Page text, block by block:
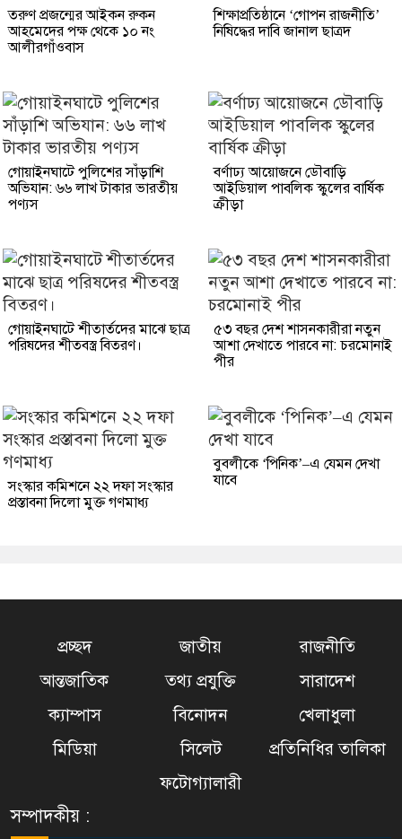
তরুণ প্রজন্মের আইকন রুকন
আহমেদের পক্ষ থেকে ১০ নং
আলীরগাঁওবাস
শিক্ষাপ্রতিষ্ঠানে ‘গোপন রাজনীতি’
নিষিদ্ধের দাবি জানাল ছাত্রদ
গোয়াইনঘাটে পুলিশের সাঁড়াশি
অভিযান: ৬৬ লাখ টাকার ভারতীয়
পণ্যস
বর্ণাঢ্য আয়োজনে ডৌবাড়ি
আইডিয়াল পাবলিক স্কুলের বার্ষিক
ক্রীড়া
গোয়াইনঘাটে শীতার্তদের মাঝে ছাত্র
পরিষদের শীতবস্ত্র বিতরণ।
৫৩ বছর দেশ শাসনকারীরা নতুন
আশা দেখাতে পারবে না: চরমোনাই
পীর
সংস্কার কমিশনে ২২ দফা সংস্কার
প্রস্তাবনা দিলো মুক্ত গণমাধ্য
বুবলীকে ‘পিনিক’–এ যেমন দেখা
যাবে
প্রচ্ছদ জাতীয়
রাজনীতি
আন্তজাতিক
তথ্য প্রযুক্তি
সারাদেশ
ক্যাম্পাস
বিনোদন
খেলাধুলা
মিডিয়া
সিলেট
প্রতিনিধির তালিকা
ফটোগ্যালারী
সম্পাদকীয় :